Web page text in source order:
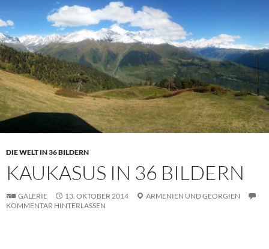
DIE WELT IN 36 BILDERN
KAUKASUS IN 36 BILDERN
GALERIE 13. OKTOBER 2014 ARMENIEN UNDGEORGIEN
KOMMENTAR HINTERLASSEN